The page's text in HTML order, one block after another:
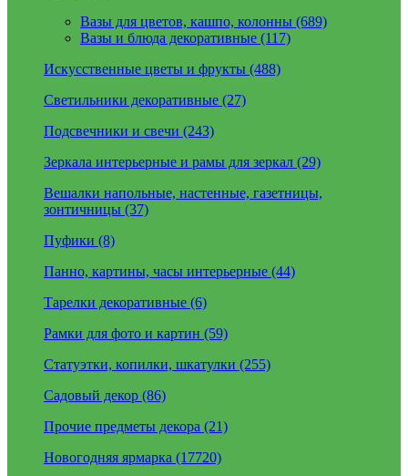
Вазы для цветов, кашпо, колонны (689)
Вазы и блюда декоративные (117)
Искусственные цветы и фрукты (488)
Светильники декоративные (27)
Подсвечники и свечи (243)
Зеркала интерьерные и рамы для зеркал (29)
Вешалки напольные, настенные, газетницы,
зонтичницы (37)
Пуфики (8)
Панно, картины, часы интерьерные (44)
Тарелки декоративные (6)
Рамки для фото и картин (59)
Статуэтки, копилки, шкатулки (255)
Садовый декор (86)
Прочие предметы декора (21)
Новогодняя ярмарка (17720)